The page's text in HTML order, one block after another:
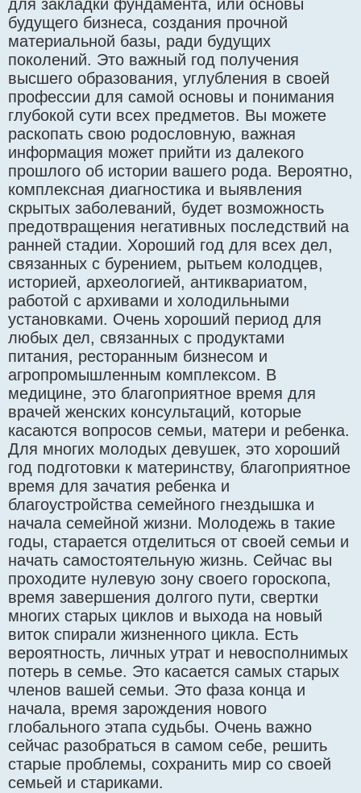
для закладки фундамента, или основы
будущего бизнеса, создания прочной
материальной базы, ради будущих
поколений. Это важный год получения
высшего образования, углубления в своей
профессии для самой основы и понимания
глубокой сути всех предметов. Вы можете
раскопать свою родословную, важная
информация может прийти из далекого
прошлого об истории вашего рода. Вероятно,
комплексная диагностика и выявления
скрытых заболеваний, будет возможность
предотвращения негативных последствий на
ранней стадии. Хороший год для всех дел,
связанных с бурением, рытьем колодцев,
историей, археологией, антиквариатом,
работой с архивами и холодильными
установками. Очень хороший период для
любых дел, связанных с продуктами
питания, ресторанным бизнесом и
агропромышленным комплексом. В
медицине, это благоприятное время для
врачей женских консультаций, которые
касаются вопросов семьи, матери и ребенка.
Для многих молодых девушек, это хороший
год подготовки к материнству, благоприятное
время для зачатия ребенка и
благоустройства семейного гнездышка и
начала семейной жизни. Молодежь в такие
годы, старается отделиться от своей семьи и
начать самостоятельную жизнь. Сейчас вы
проходите нулевую зону своего гороскопа,
время завершения долгого пути, свертки
многих старых циклов и выхода на новый
виток спирали жизненного цикла. Есть
вероятность, личных утрат и невосполнимых
потерь в семье. Это касается самых старых
членов вашей семьи. Это фаза конца и
начала, время зарождения нового
глобального этапа судьбы. Очень важно
сейчас разобраться в самом себе, решить
старые проблемы, сохранить мир со своей
семьей и стариками.